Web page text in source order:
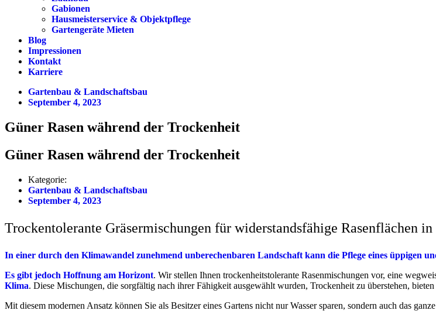
Gabionen
Hausmeisterservice & Objektpflege
Gartengeräte Mieten
Blog
Impressionen
Kontakt
Karriere
Gartenbau & Landschaftsbau
September 4, 2023
Güner Rasen während der Trockenheit
Güner Rasen während der Trockenheit
Kategorie:
Gartenbau & Landschaftsbau
September 4, 2023
Trockentolerante Gräsermischungen für widerstandsfähige Rasenflächen
In einer durch den Klimawandel zunehmend unberechenbaren Landschaft kann die Pflege eines üppigen
Es gibt jedoch Hoffnung am Horizont. Wir stellen Ihnen trockenheitstolerante Rasenmischungen vor, eine
Klima. Diese Mischungen, die sorgfältig nach ihrer Fähigkeit ausgewählt wurden, Trockenheit zu überstehen,
Mit diesem modernen Ansatz können Sie als Besitzer eines Gartens nicht nur Wasser sparen, sondern auch das